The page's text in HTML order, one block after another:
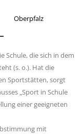
Oberpfalz
Schule, die sich in dem
(s. o.). Hat die
Sportstätten, sorgt
„Sport in Schule
einer geeigneten
mit